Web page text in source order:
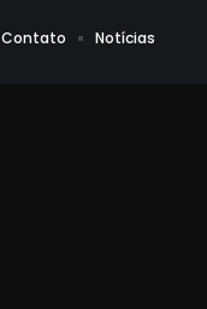
Contato Notícias